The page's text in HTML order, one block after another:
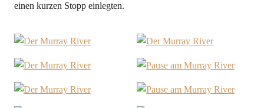
einen kurzen Stopp einlegten.